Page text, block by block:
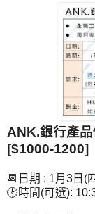
ANK.銀行產
[$1000-1200]
📆日期 : 1月3日(
🕑時間(可選):